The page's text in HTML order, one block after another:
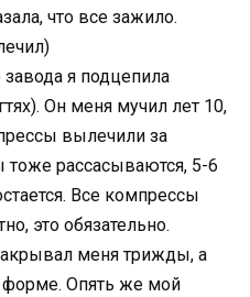
что все зажило.
я подцепила
Он меня мучил лет 10,
вылечили за
рассасываются, 5-6
Все компрессы
это обязательно.
меня трижды, а
Опять же мой